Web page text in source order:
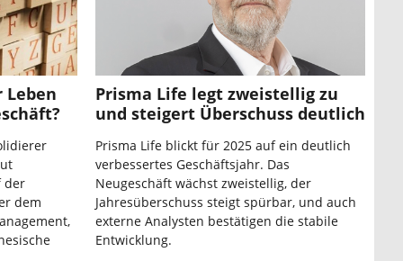
der
dem
Prisma Life legt zweistellig zu
und steigert Überschuss deutlich
Prisma Life blickt für 2025 auf ein deutlich
verbessertes Geschäftsjahr. Das
Neugeschäft wächst zweistellig, der
Jahresüberschuss steigt spürbar, und auch
externe Analysten bestätigen die stabile
Entwicklung.